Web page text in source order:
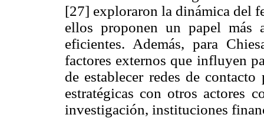
[27] exploraron la dinámica del
ellos proponen un papel más
eficientes. Además, para
factores externos que influyen
de establecer redes de
estratégicas con otros actores
investigación, instituciones